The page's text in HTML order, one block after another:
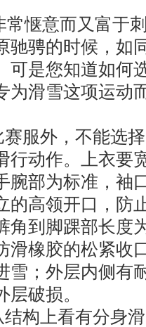
惬意而又富于
驰骋的时候，如
可是您知道如何
为滑雪这项运动
服外，不能选择
行动作。上衣要
腕部为标准，袖
的高领开口，防
角到脚踝部长度
滑橡胶的松紧收
雪；外层内侧有
破损。
构上看有分身滑